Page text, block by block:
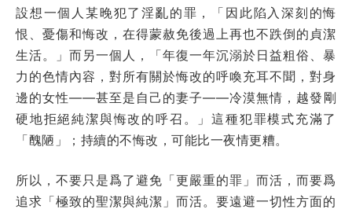
設想一個人某晚犯了淫亂的罪，「因此陷入深刻的悔
恨、憂傷和悔改，在得蒙赦免後過上再也不跌倒的貞潔
生活。」而另一個人，「年復一年沉溺於日益粗俗、暴
力的色情內容，對所有關於悔改的呼喚充耳不聞，對身
邊的女性——甚至是自己的妻子——冷漠無情，越發剛
硬地拒絕純潔與悔改的呼召。」這種犯罪模式充滿了
「醜陋」；持續的不悔改，可能比一夜情更糟。
所以，不要只是爲了避免「更嚴重的罪」而活，而要爲
追求「極致的聖潔與純潔」而活。要遠避一切性方面的